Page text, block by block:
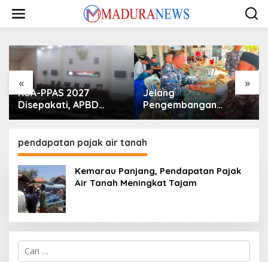
konten
« »
KUA-PPAS 2027
Disepakati, APBD
Sampang Defisit Rp
Jelang
Pengembangan
Lapangan Hidayah,
Madura II Perkuat
Sinergi dengan
Nelayan Sampang
pendapatan pajak air tanah
Kemarau Panjang, Pendapatan Pajak
Air Tanah Meningkat Tajam
Cari
untuk: